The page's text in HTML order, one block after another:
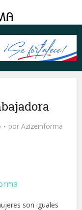
por Azizeinforma
son iguales